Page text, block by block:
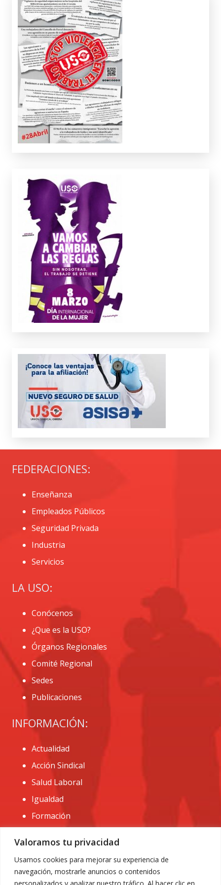
Valoramos tu privacidad
Usamos cookies para mejorar su experiencia de
navegación, mostrarle anuncios o contenidos
personalizados y analizar nuestro tráfico. Al hacer clic en
FEDERACIONES:
Enseñanza
Empleados Públicos
Seguridad Privada
Industria
Servicios
LA USO:
Conócenos
¿Que es la USO?
Órganos Regionales
Comité Regional
Sedes
Publicaciones
INFORMACIÓN:
Actualidad
Acción Sindical
Salud Laboral
Igualdad
Formación
CONTACTO:
administracion@usomurcia.org
968 25 01 20